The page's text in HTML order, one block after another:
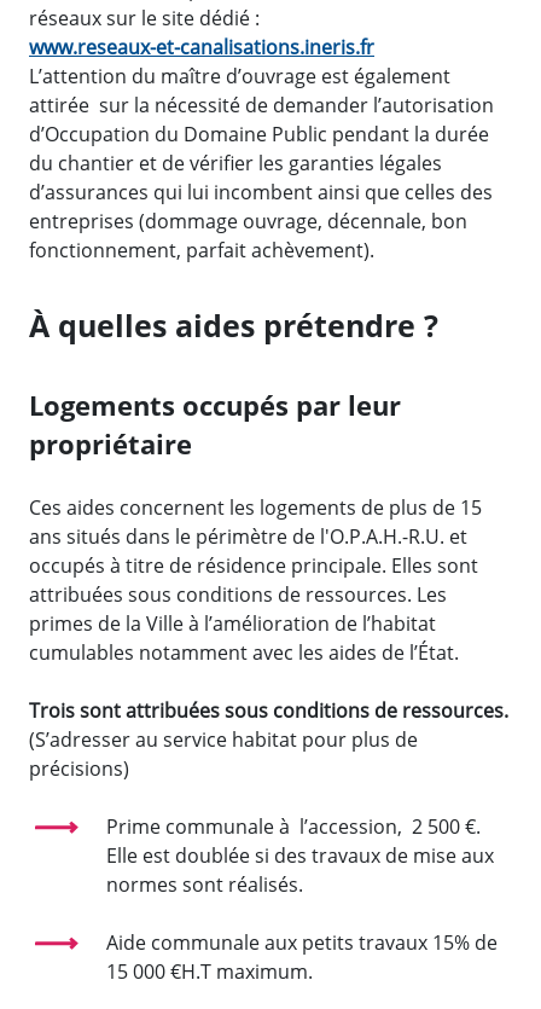
réseaux sur le site dédié :
www.reseaux-et-canalisations.ineris.fr
L’attention du maître d’ouvrage est également
attirée sur la nécessité de demander l’autorisation
d’Occupation du Domaine Public pendant la durée
du chantier et de vérifier les garanties légales
d’assurances qui lui incombent ainsi que celles des
entreprises (dommage ouvrage, décennale, bon
fonctionnement, parfait achèvement).
À quelles aides prétendre ?
Logements occupés par leur
propriétaire
Ces aides concernent les logements de plus de 15
ans situés dans le périmètre de l'O.P.A.H.-R.U. et
occupés à titre de résidence principale. Elles sont
attribuées sous conditions de ressources. Les
primes de la Ville à l’amélioration de l’habitat
cumulables notamment avec les aides de l’État.
Trois sont attribuées sous conditions de ressources.
(S’adresser au service habitat pour plus de
précisions)
Prime communale à l’accession, 2 500 €.
Elle est doublée si des travaux de mise aux
normes sont réalisés.
Aide communale aux petits travaux 15% de
15 000 €H.T maximum.